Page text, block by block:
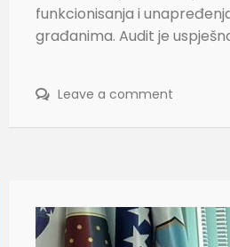
funkcionisanja i
građanima. Audit je
Leave a comment